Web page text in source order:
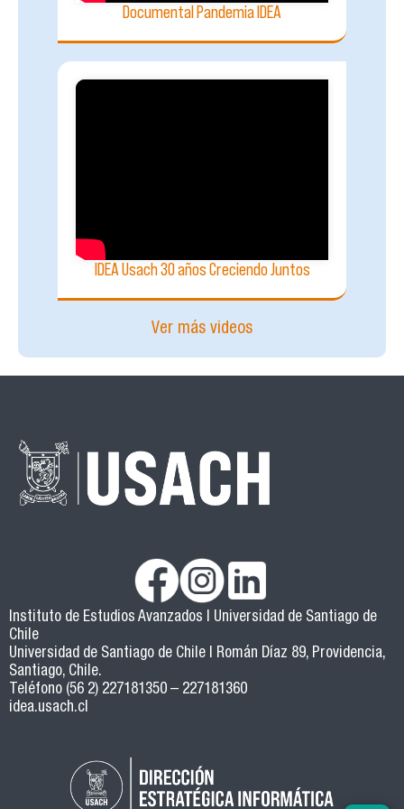
Documental Pandemia IDEA
IDEA Usach 30 años Creciendo Juntos
Ver más videos
Instituto de Estudios Avanzados | Universidad de Santiago de
Chile
Universidad de Santiago de Chile | Román Díaz 89, Providencia,
Santiago, Chile.
Teléfono (56 2) 227181350 – 227181360
idea.usach.cl